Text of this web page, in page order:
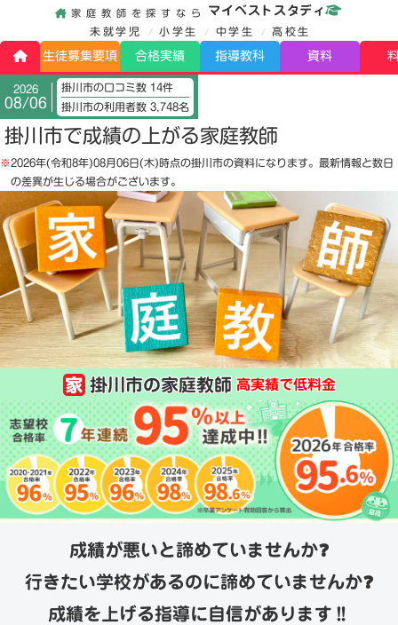
家庭教師を探すなら マイベストスタディ
未就学児 小学生 中学生 高校生
生徒募集要項 合格実績 指導教科 資料
2026
08/06
掛川市の口コミ数 14件
掛川市の利用者数 3,748名
掛川市で成績の上がる家庭教師
※2026年(令和8年)08月06日(木)時点の掛川市の資料になります。最新情報と数日
の差異が生じる場合がございます。
掛川市の家庭教師 高実績で低料金
成績が悪いと諦めていませんか❓
行きたい学校があるのに諦めていませんか❓
成績を上げる指導に自信があります‼️